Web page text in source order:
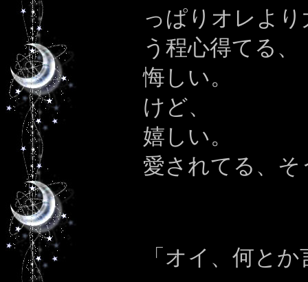
っぱりオレよ
う程心得てる、
悔しい。
けど、
嬉しい。
愛されてる、
「オイ、何と